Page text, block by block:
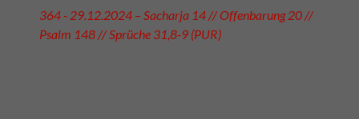
364 - 29.12.2024 – Sacharja 14 // Offenbarung 20 //
Psalm 148 // Sprüche 31,8-9 (PUR)